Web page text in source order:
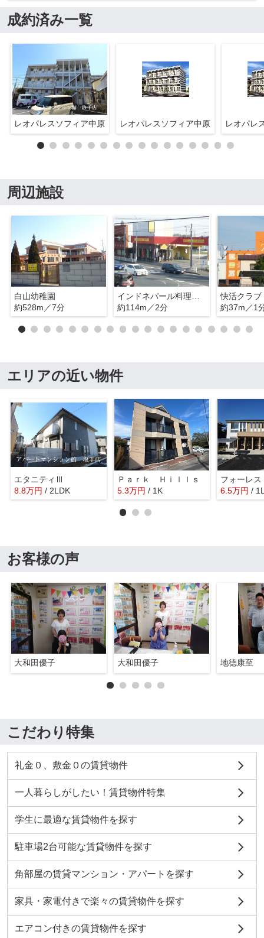
成約済み一覧
レオパレスソフィア中原 レオパレスソフィア中原 レオパレ
周辺施設
白山幼稚園
約528m／7分
約114m／2分
快活クラ
約37m／1
エリアの近い物件
エタニティⅢ
8.8万円 / 2LDK
Ｐａｒｋ Ｈｉｌｌｓ
5.3万円 / 1K 6.5万円 /
お客様の声
大和田優子 大和田優子 地徳康至
こだわり特集
礼金０、敷金０の賃貸物件
一人暮らしがしたい！賃貸物件特集
学生に最適な賃貸物件を探す
駐車場2台可能な賃貸物件を探す
角部屋の賃貸マンション・アパートを探す
家具・家電付きで楽々の賃貸物件を探す
エアコン付きの賃貸物件を探す